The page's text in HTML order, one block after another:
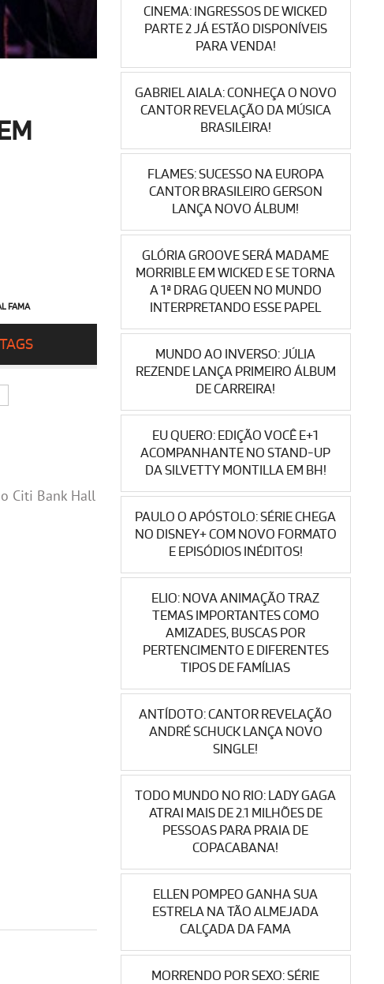
FAMA
TAGS
Citi Bank Hall
CINEMA: INGRESSOS DE WICKED
PARTE 2 JÁ ESTÃO DISPONÍVEIS
PARA VENDA!
GABRIEL AIALA: CONHEÇA O NOVO
CANTOR REVELAÇÃO DA MÚSICA
BRASILEIRA!
FLAMES: SUCESSO NA EUROPA
CANTOR BRASILEIRO GERSON
LANÇA NOVO ÁLBUM!
GLÓRIA GROOVE SERÁ MADAME
MORRIBLE EM WICKED E SE TORNA
A 1ª DRAG QUEEN NO MUNDO
INTERPRETANDO ESSE PAPEL
MUNDO AO INVERSO: JÚLIA
REZENDE LANÇA PRIMEIRO ÁLBUM
DE CARREIRA!
EU QUERO: EDIÇÃO VOCÊ E+1
ACOMPANHANTE NO STAND-UP
DA SILVETTY MONTILLA EM BH!
PAULO O APÓSTOLO: SÉRIE CHEGA
NO DISNEY+ COM NOVO FORMATO
E EPISÓDIOS INÉDITOS!
ELIO: NOVA ANIMAÇÃO TRAZ
TEMAS IMPORTANTES COMO
AMIZADES, BUSCAS POR
PERTENCIMENTO E DIFERENTES
TIPOS DE FAMÍLIAS
ANTÍDOTO: CANTOR REVELAÇÃO
ANDRÉ SCHUCK LANÇA NOVO
SINGLE!
TODO MUNDO NO RIO: LADY GAGA
ATRAI MAIS DE 2.1 MILHÕES DE
PESSOAS PARA PRAIA DE
COPACABANA!
ELLEN POMPEO GANHA SUA
ESTRELA NA TÃO ALMEJADA
CALÇADA DA FAMA
MORRENDO POR SEXO: SÉRIE